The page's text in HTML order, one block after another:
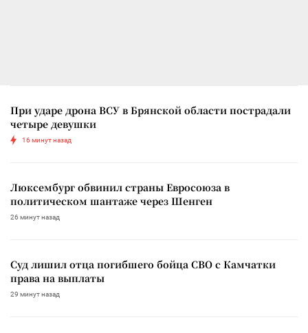
При ударе дрона ВСУ в Брянской области пострадали
четыре девушки
16 минут назад
Люксембург обвинил страны Евросоюза в
политическом шантаже через Шенген
26 минут назад
Суд лишил отца погибшего бойца СВО с Камчатки
права на выплаты
29 минут назад